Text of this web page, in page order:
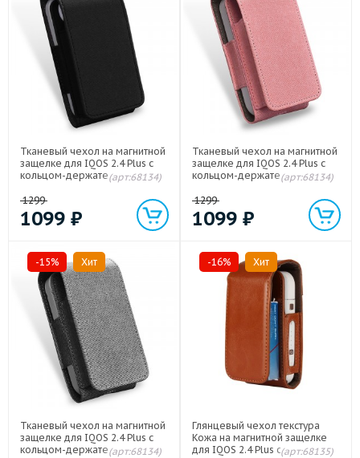
Тканевый чехол на магнитной
защелке для IQOS 2.4 Plus с
кольцом-держателем и
разъему Черный
(арт:68134)
1299
1099 ₽
Тканевый чехол на магнитной
защелке для IQOS 2.4 Plus с
кольцом-держателем и
разъему Розовый
(арт:68134)
1299
1099 ₽
-15% Хит
Тканевый чехол на магнитной
защелке для IQOS 2.4 Plus с
кольцом-держателем и(арт:68134)
-16% Хит
Глянцевый чехол текстура
Кожа на магнитной защелке
для IQOS 2.4 Plus с кольцом-
(арт:68135)